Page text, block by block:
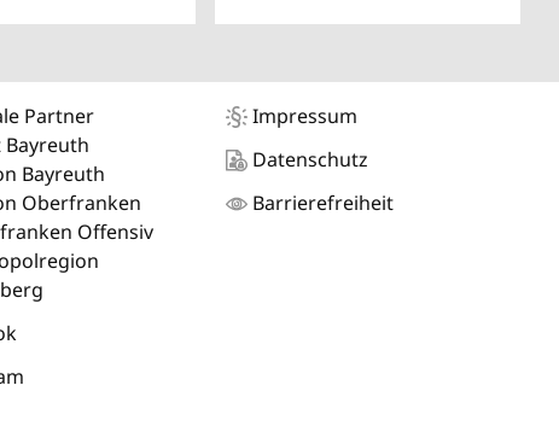
Partner
Bayreuth
Bayreuth
Oberfranken
Offensiv
Impressum
Datenschutz
Barrierefreiheit